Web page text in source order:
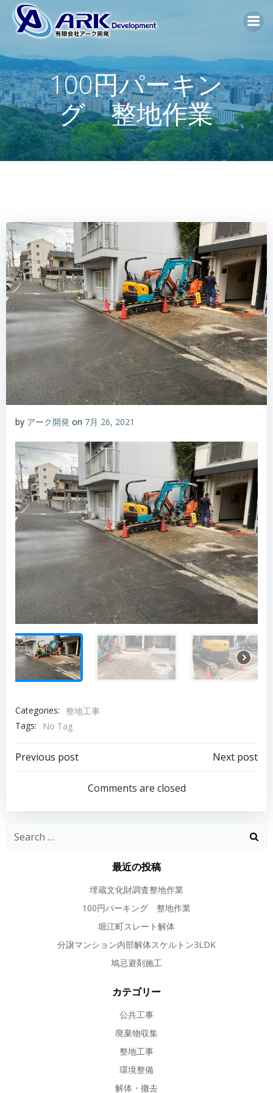
ン
へ
ス
キ
ッ
プ
100円パーキン
グ 整地作業
by アーク開発 on 7月 26, 2021
Categories: 整地工事
Tags:
No Tag
投
ナ
ビ
Previous post
稿
ナ
ゲ
ー
シ
ョ
ン
Next post
Comments are closed
Search
最近の投稿
埋蔵文化財調査整地作業
100円パーキング 整地作業
堀江町スレート解体
分譲マンション内部解体スケルトン3LDK
鳩忌避剤施工
カテゴリー
公共工事
廃棄物収集
整地工事
環境整備
解体・撤去